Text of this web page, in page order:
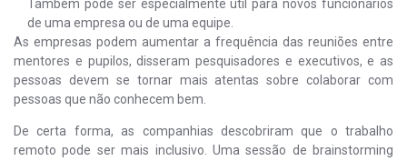
Também pode ser especialmente útil para novos funcionários
de uma empresa ou de uma equipe.
As empresas podem aumentar a frequência das reuniões entre
mentores e pupilos, disseram pesquisadores e executivos, e as
pessoas devem se tornar mais atentas sobre colaborar com
pessoas que não conhecem bem.
De certa forma, as companhias descobriram que o trabalho
remoto pode ser mais inclusivo. Uma sessão de brainstorming